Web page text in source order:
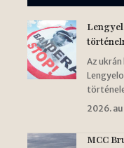
Az
2026.
MCC